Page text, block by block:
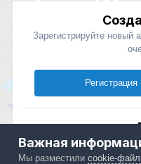
Зарегистрируйте новый
Уже есть
Важная
Мы разместилиcookie-